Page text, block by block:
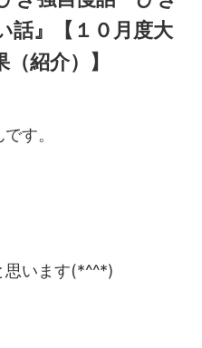
話』【１０月度大
紹介）】
す。
思います(*^^*)